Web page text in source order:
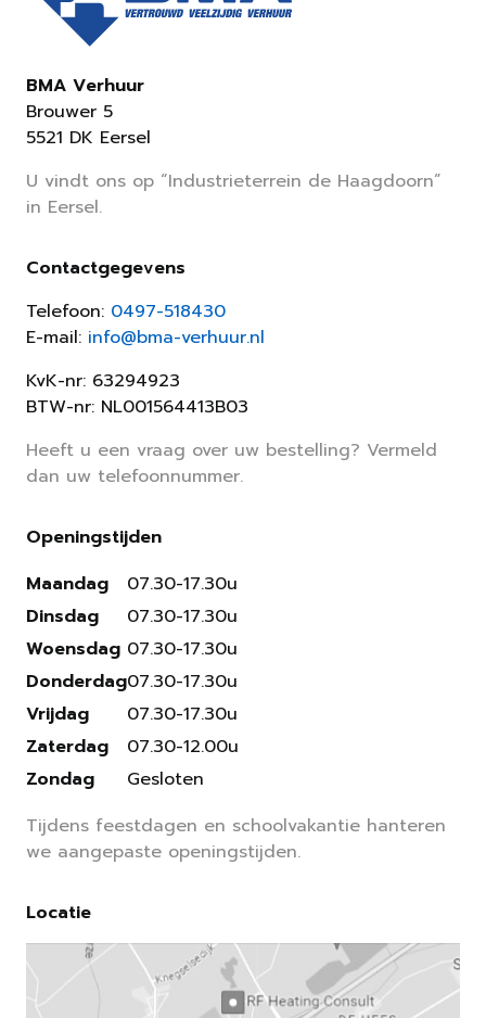
BMA Verhuur
Brouwer 5
5521 DK Eersel
U vindt ons op “Industrieterrein de Haagdoorn”
in Eersel.
Contactgegevens
Telefoon: 0497-518430
E-mail: info@bma-verhuur.nl
KvK-nr: 63294923
BTW-nr: NL001564413B03
Heeft u een vraag over uw bestelling? Vermeld
dan uw telefoonnummer.
Openingstijden
Maandag
Dinsdag
Woensdag
Donderdag
Vrijdag
Zaterdag
Zondag
07.30-17.30u
07.30-17.30u
07.30-17.30u
07.30-17.30u
07.30-17.30u
07.30-12.00u
Gesloten
Tijdens feestdagen en schoolvakantie hanteren
we aangepaste openingstijden.
Locatie